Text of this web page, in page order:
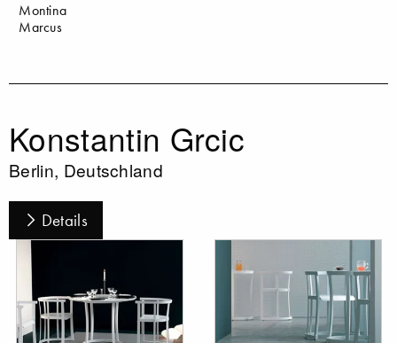
Montina
Marcus
Konstantin Grcic
Berlin, Deutschland
Details